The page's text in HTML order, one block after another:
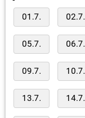
01.7. 02.7.
05.7. 06.7.
09.7. 10.7.
13.7. 14.7.